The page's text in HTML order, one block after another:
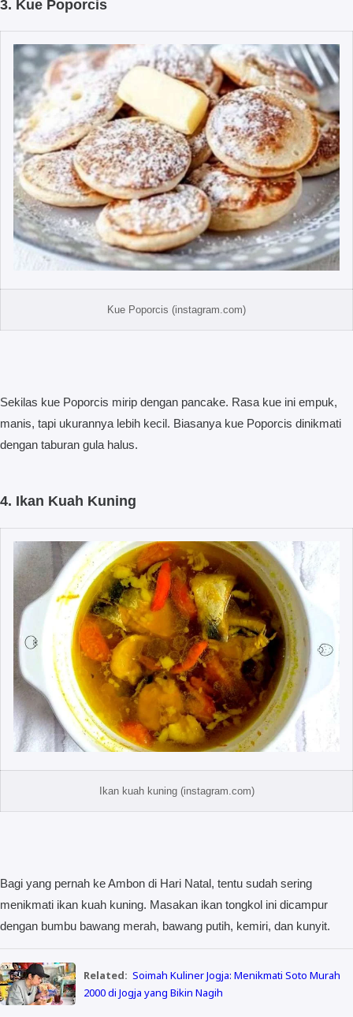
3. Kue Poporcis
Kue Poporcis (instagram.com)
Sekilas kue Poporcis mirip dengan pancake. Rasa kue ini empuk,
manis, tapi ukurannya lebih kecil. Biasanya kue Poporcis dinikmati
dengan taburan gula halus.
4. Ikan Kuah Kuning
Ikan kuah kuning (instagram.com)
Bagi yang pernah ke Ambon di Hari Natal, tentu sudah sering
menikmati ikan kuah kuning. Masakan ikan tongkol ini dicampur
dengan bumbu bawang merah, bawang putih, kemiri, dan kunyit.
Related: Soimah Kuliner Jogja: Menikmati Soto Murah
2000 di Jogja yang Bikin Nagih